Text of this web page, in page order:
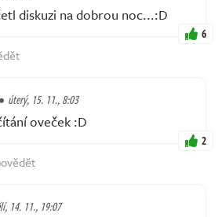
diskuzi na dobrou noc...:D
6
úterý, 15. 11., 8:03
oveček :D
2
14. 11., 19:07